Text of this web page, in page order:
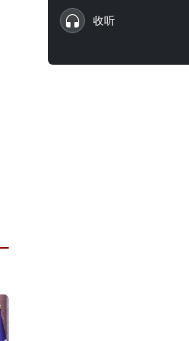
收听